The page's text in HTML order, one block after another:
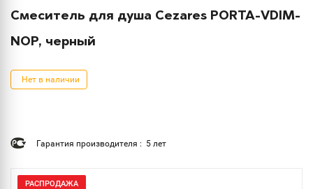
Смеситель для душа Cezares PORTA-VDIM-
NOP, черный
Нет в наличии
Гарантия производителя : 5 лет
РАСПРОДАЖА